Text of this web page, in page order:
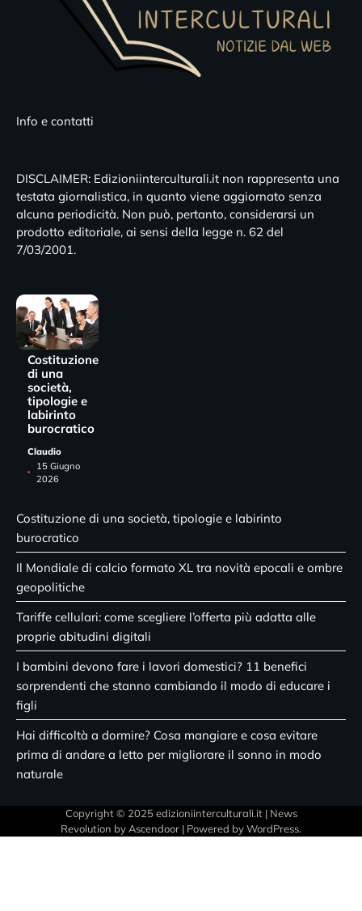
Info e contatti
DISCLAIMER: Edizioniinterculturali.it non rappresenta una
testata giornalistica, in quanto viene aggiornato senza
alcuna periodicità. Non può, pertanto, considerarsi un
prodotto editoriale, ai sensi della legge n. 62 del
7/03/2001.
Costituzione
di una
società,
tipologie e
labirinto
burocratico
Claudio
15 Giugno
2026
Costituzione di una società, tipologie e labirinto
burocratico
Il Mondiale di calcio formato XL tra novità epocali e ombre
geopolitiche
Tariffe cellulari: come scegliere l’offerta più adatta alle
proprie abitudini digitali
I bambini devono fare i lavori domestici? 11 benefici
sorprendenti che stanno cambiando il modo di educare i
figli
Hai difficoltà a dormire? Cosa mangiare e cosa evitare
prima di andare a letto per migliorare il sonno in modo
naturale
Copyright © 2025 edizioniinterculturali.it | News
Revolution by Ascendoor | Powered byWordPress.